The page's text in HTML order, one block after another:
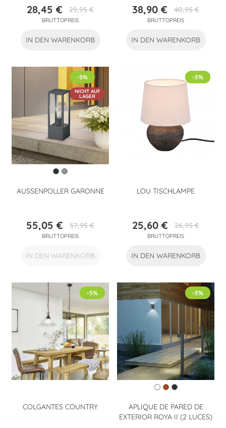
Preis
28,45 €Verkaufspreis
29,95 €
BRUTTOPREIS
IN DEN WARENKORB
Preis
38,90 €Verkaufspreis
40,95 €
BRUTTOPREIS
IN DEN WARENKORB
AUSSENPOLLER GARONNE
Preis
55,05 €Verkaufspreis
57,95 €
BRUTTOPREIS
-5%
NICHT AUF
LAGER
IN DEN WARENKORB
LOU TISCHLAMPE
Preis
25,60 €Verkaufspreis
26,95 €
BRUTTOPREIS
-5%
IN DEN WARENKORB
COLGANTES COUNTRY
-5%
APLIQUE DE PARED DE
EXTERIOR ROYA II (2 LUCES)
-5%